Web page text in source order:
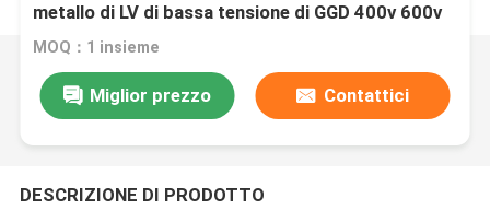
metallo di LV di bassa tensione di GGD 400v 600v
720v chilovolt
MOQ：1 insieme
Miglior prezzo Contattici
DESCRIZIONE DI PRODOTTO